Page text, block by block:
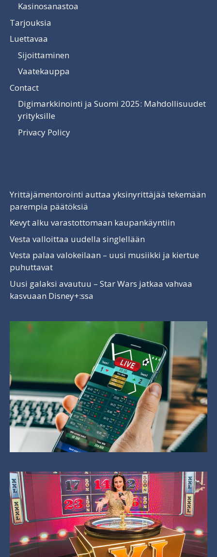
Kasinosanastoa
Tarjouksia
Luettavaa
Sijoittaminen
Vaatekauppa
Contact
Digimarkkinointi ja Suomi 2025: Mahdollisuudet
yrityksille
Privacy Policy
Yrittäjämentorointi auttaa yksinyrittäjää tekemään
parempia päätöksiä
Kevyt alku varastottomaan kaupankäyntiin
Vesta valloittaa uudella singlellään
Vesta palaa valokeilaan – uusi musiikki ja kiertue
puhuttavat
Uusi galaksi avautuu – Star Wars jatkaa vahvaa
kasvuaan Disney+:ssa